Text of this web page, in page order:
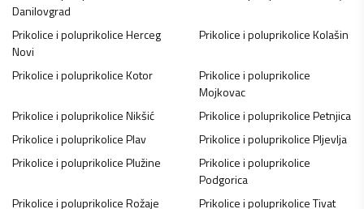
Danilovgrad
Prikolice i poluprikoliceHerceg
Novi
Prikolice i poluprikoliceKolašin
Prikolice i poluprikoliceKotor
Prikolice i poluprikolice
Mojkovac
Prikolice i poluprikoliceNikšić Prikolice i poluprikolicePetnjica
Prikolice i poluprikolicePlav Prikolice i poluprikolicePljevlja
Prikolice i poluprikolicePlužine
Prikolice i poluprikolice
Podgorica
Prikolice i poluprikoliceRožaje Prikolice i poluprikoliceTivat